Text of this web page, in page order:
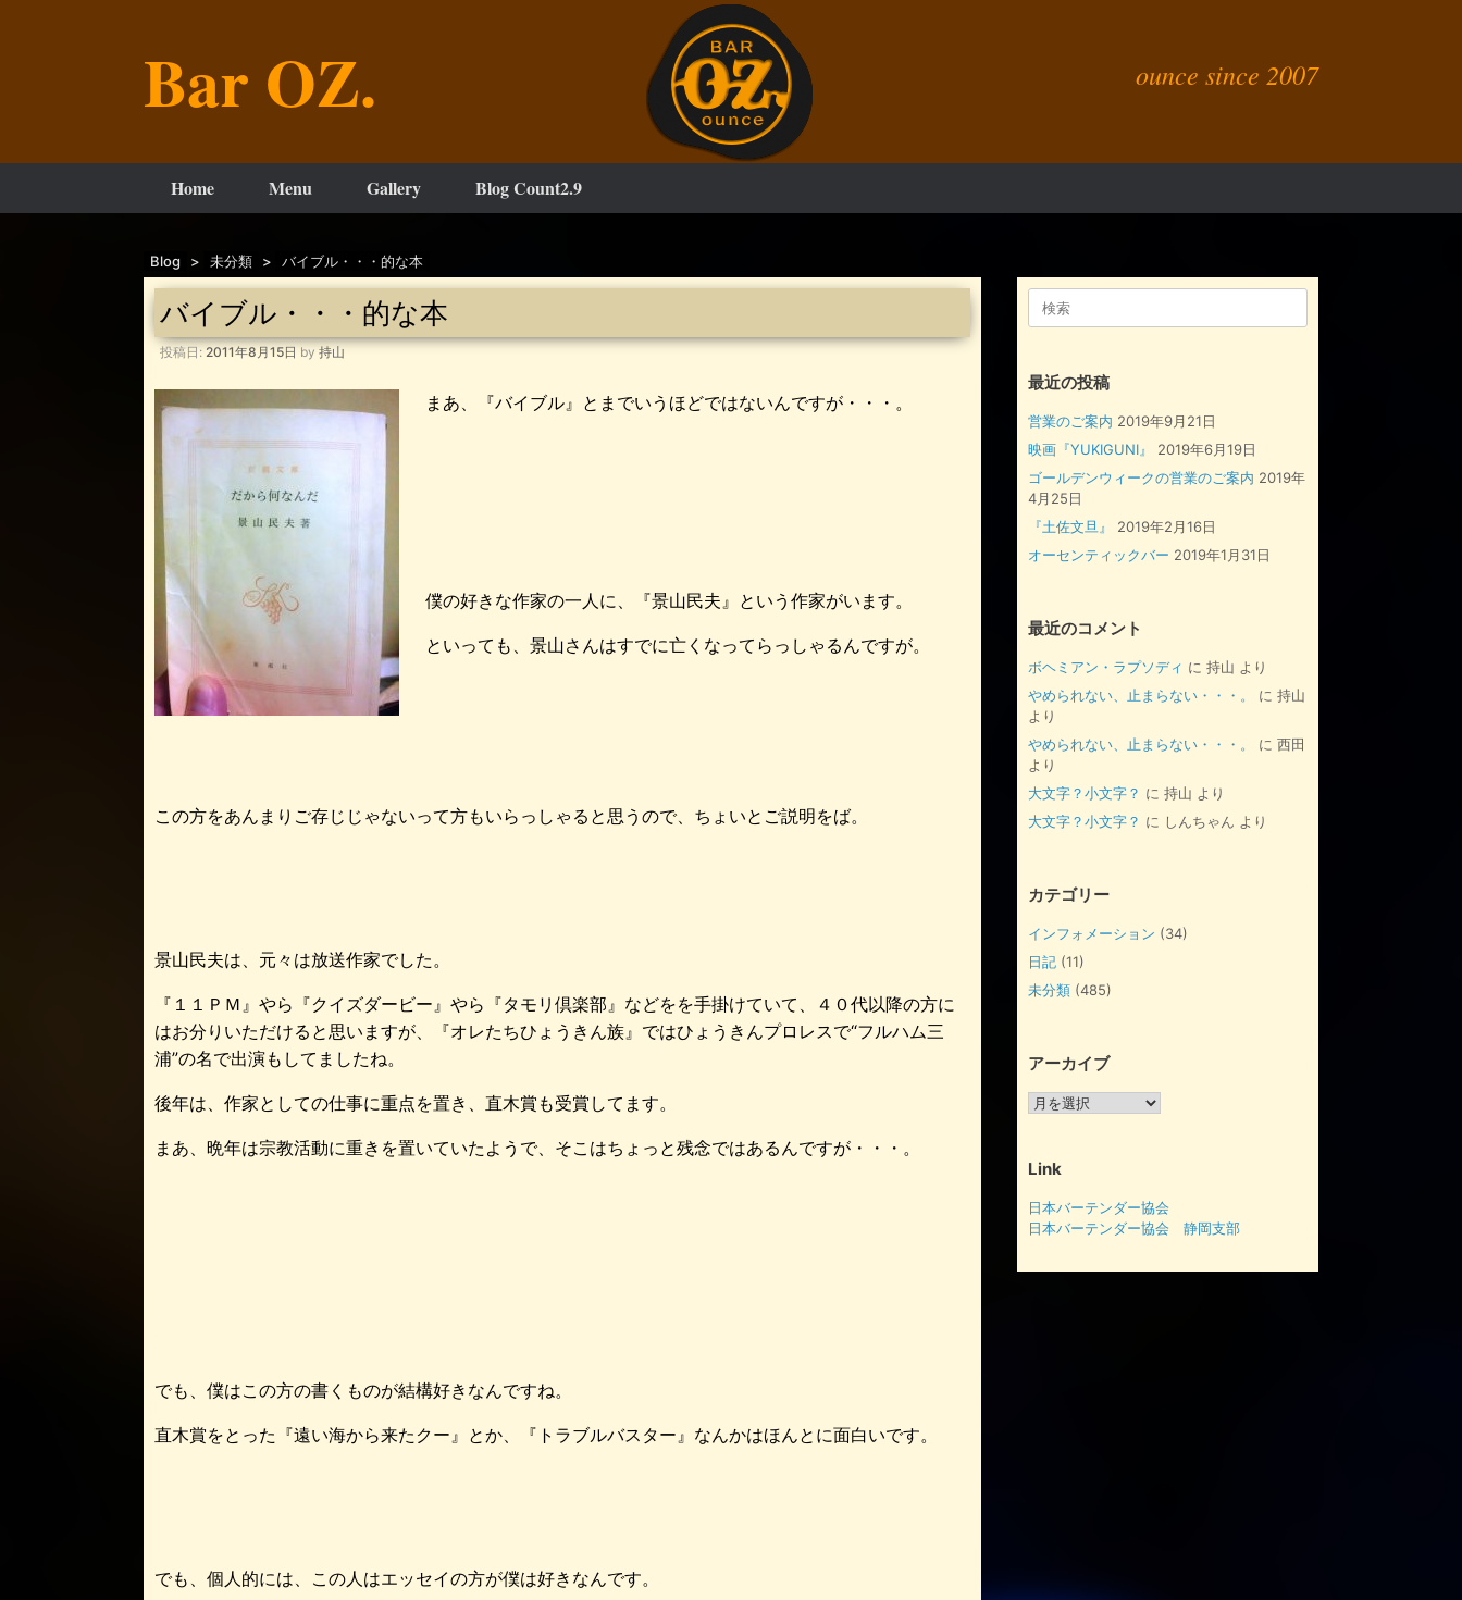
Bar OZ. ounce since 2007
Home Menu Gallery Blog Count2.9
Blog > 未分類 > バイブル・・・的な本
バイブル・・・的な本
投稿日: 2011年8月15日 by 持山
まあ、『バイブル』とまでいうほどではないんですが・・・。
僕の好きな作家の一人に、『景山民夫』という作家がいます。
といっても、景山さんはすでに亡くなってらっしゃるんですが。
この方をあんまりご存じじゃないって方もいらっしゃると思うので、ちょいとご説明をば。
景山民夫は、元々は放送作家でした。
『１１ＰＭ』やら『クイズダービー』やら『タモリ倶楽部』などをを手掛けていて、４０代以降の方に
はお分りいただけると思いますが、『オレたちひょうきん族』ではひょうきんプロレスで“フルハム三
浦”の名で出演もしてましたね。
後年は、作家としての仕事に重点を置き、直木賞も受賞してます。
まあ、晩年は宗教活動に重きを置いていたようで、そこはちょっと残念ではあるんですが・・・。
でも、僕はこの方の書くものが結構好きなんですね。
直木賞をとった『遠い海から来たクー』とか、『トラブルバスター』なんかはほんとに面白いです。
でも、個人的には、この人はエッセイの方が僕は好きなんです。
最近の投稿
営業のご案内 2019年9月21日
映画『YUKIGUNI』
2019年6月19日
ゴールデンウィークの営業のご案内 2019年
4月25日
『土佐文旦』
2019年2月16日
オーセンティックバー 2019年1月31日
最近のコメント
ボヘミアン・ラプソディ に持山 より
やめられない、止まらない・・・。
に持山
より
やめられない、止まらない・・・。
に西田
より
大文字？小文字？ に持山 より
大文字？小文字？ に しんちゃん より
カテゴリー
インフォメーション (34)
日記 (11)
未分類 (485)
アーカイブ
ア
イ
Link
日本バーテンダー協会
日本バーテンダー協会 静岡支部